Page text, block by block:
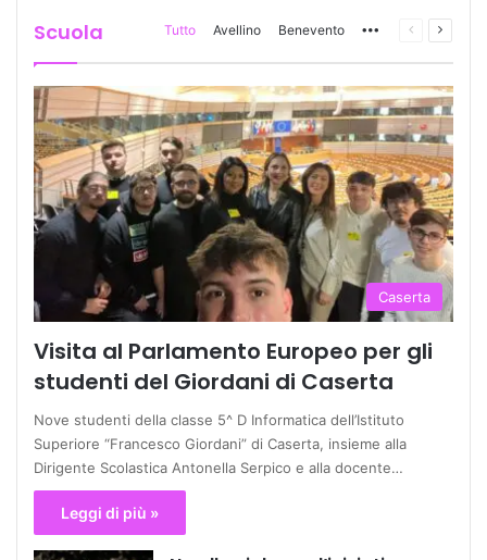
Scuola Tutto Avellino Benevento More Pagina
Caserta
Visita al Parlamento Europeo per gli
studenti del Giordani di Caserta
Nove studenti della classe 5^ D Informatica dell’Istituto
Superiore “Francesco Giordani” di Caserta, insieme alla
Dirigente Scolastica Antonella Serpico e alla docente…
Leggi di più »